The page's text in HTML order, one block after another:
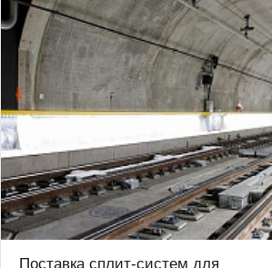
Поставка сплит-систем для